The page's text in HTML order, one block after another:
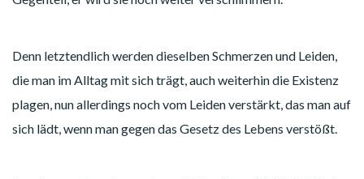
Denn letztendlich werden dieselben Schmerzen und Leiden,
die man im Alltag mit sich trägt, auch weiterhin die Existenz
plagen, nun allerdings noch vom Leiden verstärkt, das man auf
sich lädt, wenn man gegen das Gesetz des Lebens verstößt.